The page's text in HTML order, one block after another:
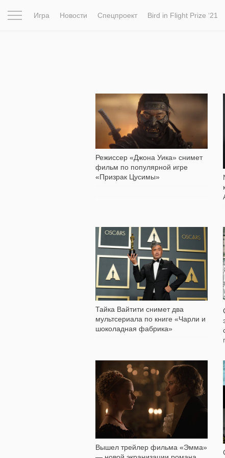
Игра Новости Спецпроект Bird in Flight Prize ‘21
Режиссер «Джона Уика» снимет
фильм по популярной игре
«Призрак Цусимы»
389
Тайка Вайтити снимет два
мультсериала по книге «Чарли и
шоколадная фабрика»
Вышел трейлер фильма «Эмма»
297